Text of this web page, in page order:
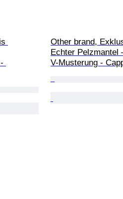
Other brand,
Echter Pelzmantel
V-Musterung -